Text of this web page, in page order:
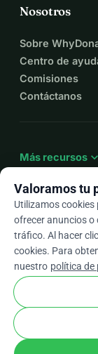
Nosotros
Sobre
Centro de
Comisiones
Contáctanos
Más recursos expand_more
Esarrow_drop_down
★★★★★4,9 /
Términos y
Valoramos tu
Utilizamos cookies
ofrecer anuncios
tráfico. Al hacer
cookies. Para
nuestro política de